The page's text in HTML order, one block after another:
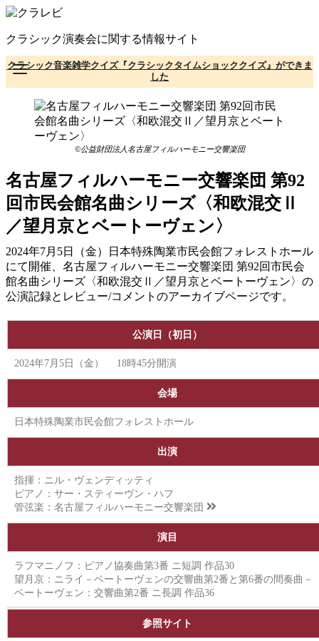
コ
テ
ン
ツ
へ
クラシック演奏会に関する情報サイト
クラシック音楽雑学クイズ『クラシックタイムショッククイズ』ができま
した
©公益財団法人名古屋フィルハーモニー交響楽団
名古屋フィルハーモニー交響楽団 第92
回市民会館名曲シリーズ〈和欧混交Ⅱ
／望月京とベートーヴェン〉
2024年7月5日（金）日本特殊陶業市民会館フォレストホール
にて開催、名古屋フィルハーモニー交響楽団 第92回市民会
館名曲シリーズ〈和欧混交Ⅱ／望月京とベートーヴェン〉の
公演記録とレビュー/コメントのアーカイブページです。
公演日（初日）
2024年7月5日（金） 18時45分開演
会場
日本特殊陶業市民会館フォレストホール
出演
指揮：ニル・ヴェンディッティ
ピアノ：サー・スティーヴン・ハフ
管弦楽： 名古屋フィルハーモニー交響楽団
演目
ラフマニノフ：ピアノ協奏曲第3番 ニ短調 作品30
望月京：ニライ－ベートーヴェンの交響曲第2番と第6番の間奏曲－
ベートーヴェン：交響曲第2番 ニ長調 作品36
参照サイト